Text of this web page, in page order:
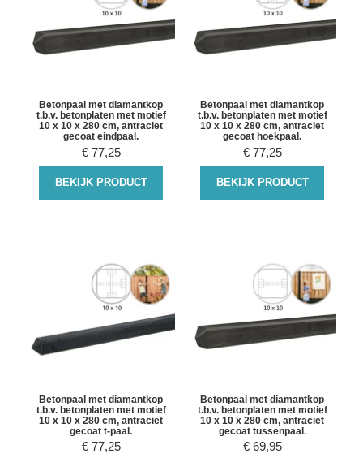
Betonpaal met diamantkop
t.b.v. betonplaten met motief
10 x 10 x 280 cm, antraciet
gecoat eindpaal.
€ 77,25
BEKIJK PRODUCT
Betonpaal met diamantkop
t.b.v. betonplaten met motief
10 x 10 x 280 cm, antraciet
gecoat hoekpaal.
€ 77,25
BEKIJK PRODUCT
Betonpaal met diamantkop
t.b.v. betonplaten met motief
10 x 10 x 280 cm, antraciet
gecoat t-paal.
€ 77,25
Betonpaal met diamantkop
t.b.v. betonplaten met motief
10 x 10 x 280 cm, antraciet
gecoat tussenpaal.
€ 69,95